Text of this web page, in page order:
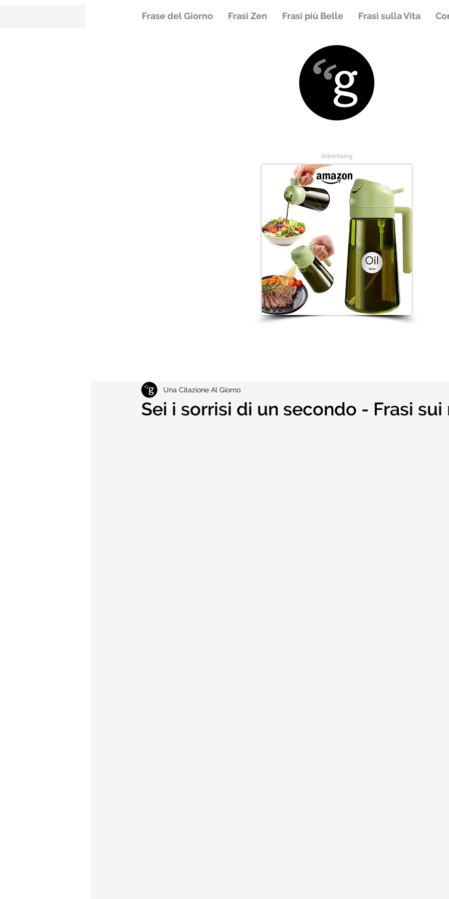
Frase del Giorno Frasi Zen Frasi più Belle Frasi sulla Vita
Sei i sorrisi di un secondo - Frasi sui
Una Citazione Al Giorno
Advertising